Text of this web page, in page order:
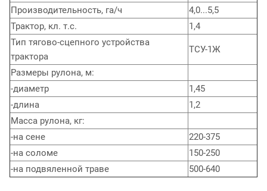
Производительность, га/ч
4,0...5,5
Трактор, кл. т.с.
1,4
Тип тягово-сцепного устройства
трактора
ТСУ-1Ж
Размеры рулона, м:
-диаметр
1,45
-длина
1,2
Масса рулона, кг:
-на сене
220-375
-на соломе
150-250
-на подвяленной траве
500-640